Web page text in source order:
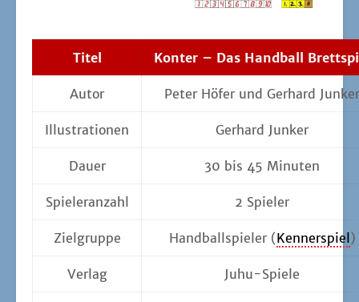
Titel Kon­ter – Das Hand­ball
Autor Peter Höfer und Ger­hard Junker
Illus­tra­tio­nen Ger­hard Junker
Dau­er 30 bis 45 Minuten
Spie­ler­an­zahl 2 Spie­ler
Ziel­grup­pe Hand­ball­spie­ler (Ken­ner­spiel )
Ver­lag Juhu-Spie­le